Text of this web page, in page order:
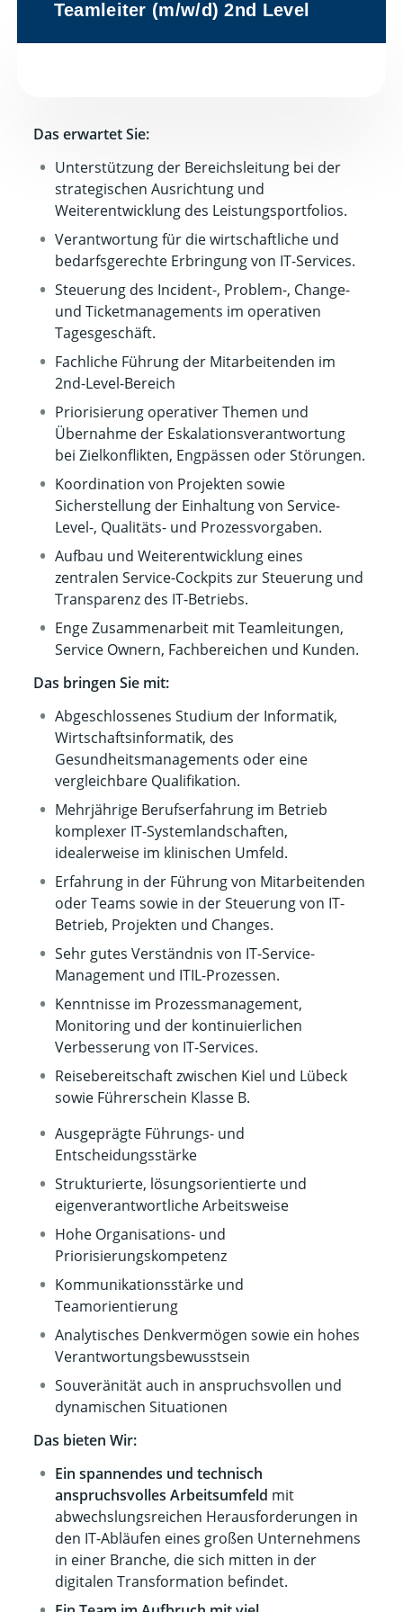
Teamleiter (m/w/d) 2nd Level
Das erwartet Sie:
Unterstützung der Bereichsleitung bei der
strategischen Ausrichtung und
Weiterentwicklung des Leistungsportfolios.
Verantwortung für die wirtschaftliche und
bedarfsgerechte Erbringung von IT-Services.
Steuerung des Incident-, Problem-, Change-
und Ticketmanagements im operativen
Tagesgeschäft.
Fachliche Führung der Mitarbeitenden im
2nd-Level-Bereich
Priorisierung operativer Themen und
Übernahme der Eskalationsverantwortung
bei Zielkonflikten, Engpässen oder Störungen.
Koordination von Projekten sowie
Sicherstellung der Einhaltung von Service-
Level-, Qualitäts- und Prozessvorgaben.
Aufbau und Weiterentwicklung eines
zentralen Service-Cockpits zur Steuerung und
Transparenz des IT-Betriebs.
Enge Zusammenarbeit mit Teamleitungen,
Service Ownern, Fachbereichen und Kunden.
Das bringen Sie mit:
Abgeschlossenes Studium der Informatik,
Wirtschaftsinformatik, des
Gesundheitsmanagements oder eine
vergleichbare Qualifikation.
Mehrjährige Berufserfahrung im Betrieb
komplexer IT-Systemlandschaften,
idealerweise im klinischen Umfeld.
Erfahrung in der Führung von Mitarbeitenden
oder Teams sowie in der Steuerung von IT-
Betrieb, Projekten und Changes.
Sehr gutes Verständnis von IT-Service-
Management und ITIL-Prozessen.
Kenntnisse im Prozessmanagement,
Monitoring und der kontinuierlichen
Verbesserung von IT-Services.
Reisebereitschaft zwischen Kiel und Lübeck
sowie Führerschein Klasse B.
Ausgeprägte Führungs- und
Entscheidungsstärke
Strukturierte, lösungsorientierte und
eigenverantwortliche Arbeitsweise
Hohe Organisations- und
Priorisierungskompetenz
Kommunikationsstärke und
Teamorientierung
Analytisches Denkvermögen sowie ein hohes
Verantwortungsbewusstsein
Souveränität auch in anspruchsvollen und
dynamischen Situationen
Das bieten Wir:
Ein spannendes und technisch
anspruchsvolles Arbeitsumfeld mit
abwechslungsreichen Herausforderungen in
den IT-Abläufen eines großen Unternehmens
in einer Branche, die sich mitten in der
digitalen Transformation befindet.